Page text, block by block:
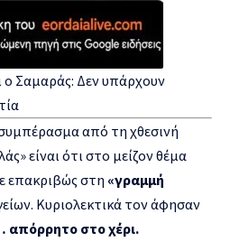
Σαμαράς: Δεν υπάρχουν
από τη χθεσινή
είναι ότι στο μείζον θέμα
επακριβώς στη «γραμμή
Κυριολεκτικά τον άφησαν
απόρρητο στο χέρι.